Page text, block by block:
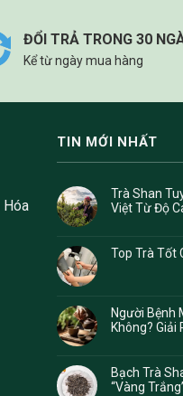
ĐỔI TRẢ TRONG 30
Kể từ ngày mua hàng
Hóa
TIN MỚI NHẤT
Trà Shan
Việt Từ Độ
Top Trà Tốt
Người Bệnh
Không? Giải
Bạch Trà
“Vàng